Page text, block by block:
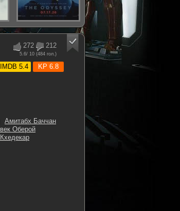
272 212
5.6/ 10 (484 гол.)
IMDB 5.4 KP 6.8
Амитабх Баччан
Оберой